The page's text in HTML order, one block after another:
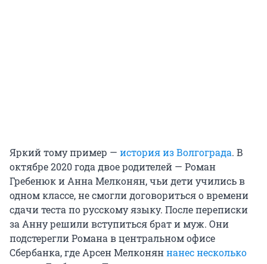
Яркий тому пример — история из Волгограда. В
октябре 2020 года двое родителей — Роман
Гребенюк и Анна Мелконян, чьи дети учились в
одном классе, не смогли договориться о времени
сдачи теста по русскому языку. После переписки
за Анну решили вступиться брат и муж. Они
подстерегли Романа в центральном офисе
Сбербанка, где Арсен Мелконяннанес несколько